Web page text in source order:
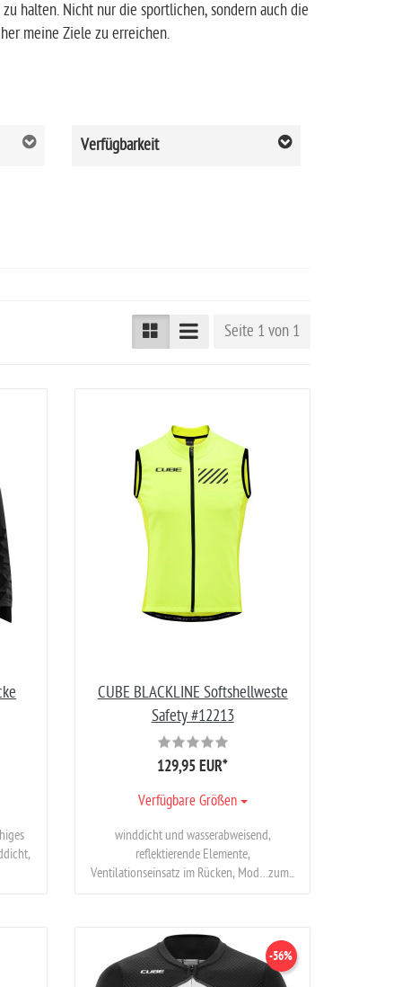
halten. Nicht nur die sportlichen, sondern auch die
meine Ziele zu erreichen.
Verfügbarkeit
Seite 1 von 1
CUBE BLACKLINE Softshellweste
Safety #12213
129,95 EUR*
Verfügbare Größen
winddicht und wasserabweisend,
reflektierende Elemente,
Ventilationseinsatz im Rücken, Mod…zum...
-56%